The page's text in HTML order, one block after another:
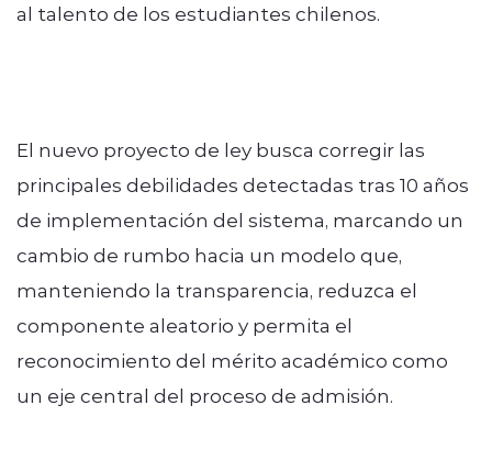
al talento de los estudiantes chilenos.
El nuevo proyecto de ley busca corregir las
principales debilidades detectadas tras 10 años
de implementación del sistema, marcando un
cambio de rumbo hacia un modelo que,
manteniendo la transparencia, reduzca el
componente aleatorio y permita el
reconocimiento del mérito académico como
un eje central del proceso de admisión.